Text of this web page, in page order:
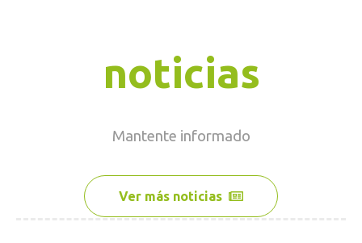
noticias
Mantente informado
Ver más noticias